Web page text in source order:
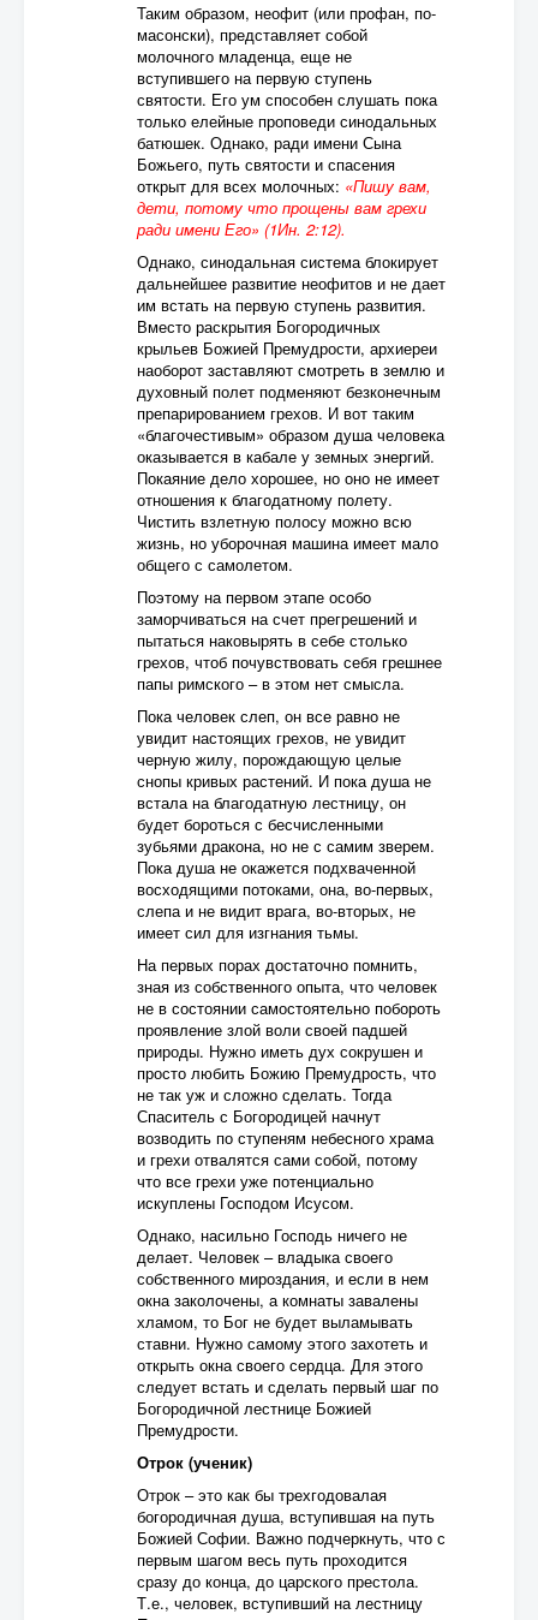
Таким образом, неофит (или профан, по-
масонски), представляет собой
молочного младенца, еще не
вступившего на первую ступень
святости. Его ум способен слушать пока
только елейные проповеди синодальных
батюшек. Однако, ради имени Сына
Божьего, путь святости и спасения
открыт для всех молочных: «Пишу вам,
дети, потому что прощены вам грехи
ради имени Его» (1Ин. 2:12).
Однако, синодальная система блокирует
дальнейшее развитие неофитов и не дает
им встать на первую ступень развития.
Вместо раскрытия Богородичных
крыльев Божией Премудрости, архиереи
наоборот заставляют смотреть в землю и
духовный полет подменяют безконечным
препарированием грехов. И вот таким
«благочестивым» образом душа человека
оказывается в кабале у земных энергий.
Покаяние дело хорошее, но оно не имеет
отношения к благодатному полету.
Чистить взлетную полосу можно всю
жизнь, но уборочная машина имеет мало
общего с самолетом.
Поэтому на первом этапе особо
заморчиваться на счет прегрешений и
пытаться наковырять в себе столько
грехов, чтоб почувствовать себя грешнее
папы римского – в этом нет смысла.
Пока человек слеп, он все равно не
увидит настоящих грехов, не увидит
черную жилу, порождающую целые
снопы кривых растений. И пока душа не
встала на благодатную лестницу, он
будет бороться с бесчисленными
зубьями дракона, но не с самим зверем.
Пока душа не окажется подхваченной
восходящими потоками, она, во-первых,
слепа и не видит врага, во-вторых, не
имеет сил для изгнания тьмы.
На первых порах достаточно помнить,
зная из собственного опыта, что человек
не в состоянии самостоятельно побороть
проявление злой воли своей падшей
природы. Нужно иметь дух сокрушен и
просто любить Божию Премудрость, что
не так уж и сложно сделать. Тогда
Спаситель с Богородицей начнут
возводить по ступеням небесного храма
и грехи отвалятся сами собой, потому
что все грехи уже потенциально
искуплены Господом Исусом.
Однако, насильно Господь ничего не
делает. Человек – владыка своего
собственного мироздания, и если в нем
окна заколочены, а комнаты завалены
хламом, то Бог не будет выламывать
ставни. Нужно самому этого захотеть и
открыть окна своего сердца. Для этого
следует встать и сделать первый шаг по
Богородичной лестнице Божией
Премудрости.
Отрок (ученик)
Отрок – это как бы трехгодовалая
богородичная душа, вступившая на путь
Божией Софии. Важно подчеркнуть, что с
первым шагом весь путь проходится
сразу до конца, до царского престола.
Т.е., человек, вступивший на лестницу